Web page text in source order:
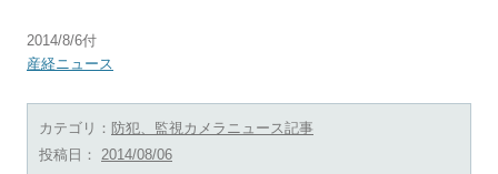
2014/8/6付
産経ニュース
カテゴリ： 防犯、監視カメラニュース記事
投稿日： 2014/08/06